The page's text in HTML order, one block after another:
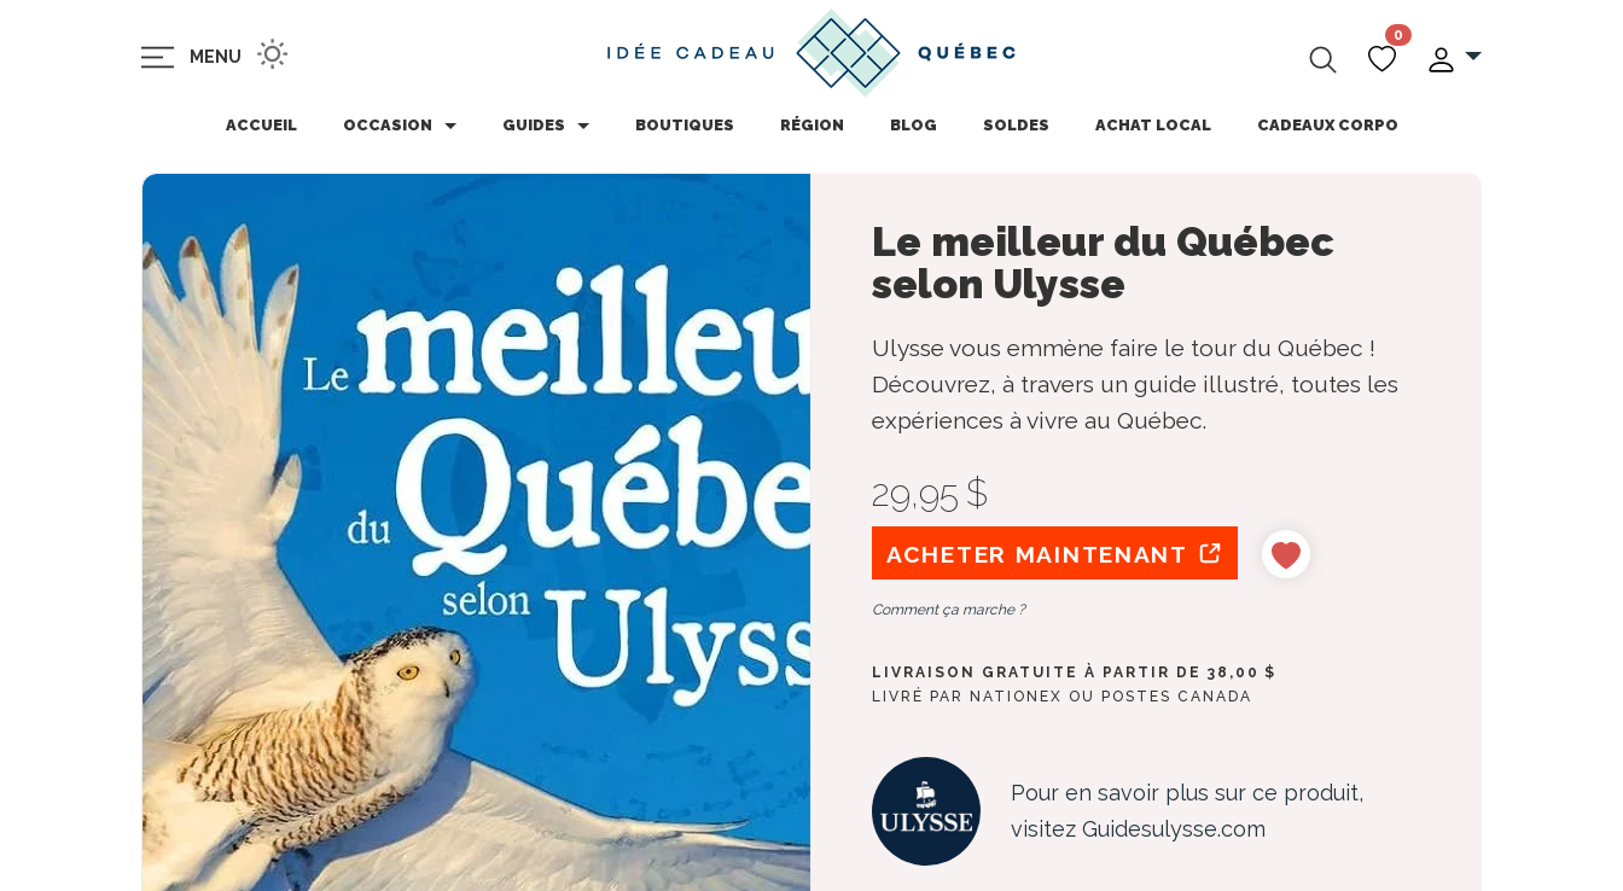
MENU
0
ACCUEIL OCCASION GUIDES BOUTIQUES RÉGION BLOG SOLDES ACHAT LOCAL CADEAUX CORPO
Le meilleur du Québec
selon Ulysse
Ulysse vous emmène faire le tour du Québec !
Découvrez, à travers un guide illustré, toutes les
expériences à vivre au Québec.
29,95 $
ACHETER MAINTENANT
Comment ça marche ?
LIVRAISON GRATUITE À PARTIR DE 38,00 $
LIVRÉ PAR NATIONEX OU POSTES CANADA
Pour en savoir plus sur ce produit,
visitez Guidesulysse.com